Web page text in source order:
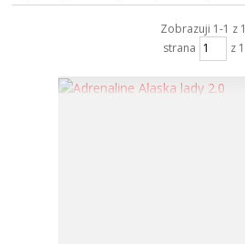
Zobrazuji 1-1 z 1
strana
z 1